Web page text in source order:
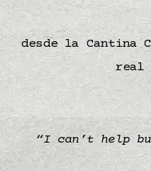
desde la Cantina
real
“I can’t help